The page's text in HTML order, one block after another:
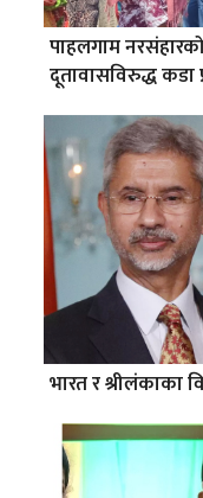
पाहलगाम
दूतावासविरुद्ध कडा
भारत र श्रीलंकाका